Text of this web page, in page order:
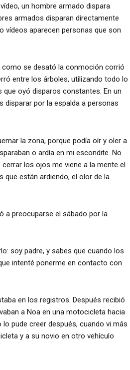
un hombre armado dispara
armados disparan directamente
vídeos aparecen personas que son
como se desató la conmoción corrió
entre los árboles, utilizando todo lo
que oyó disparos constantes. En un
por la espalda a personas
la zona, porque podía oír y oler a
o ardía en mi escondite. No
los ojos me viene a la mente el
que están ardiendo, el olor de la
a preocuparse el sábado por la
soy padre, y sabes que cuando los
intenté ponerme en contacto con
en los registros. Después recibió
a Noa en una motocicleta hacia
lo pude creer después, cuando vi más
y a su novio en otro vehículo